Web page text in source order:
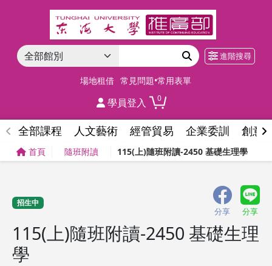
進階搜尋
場地租借 常見問題•常用表單
學員登入 0
全部課程 人文藝術 經管貿易 企業委訓 創意
首頁 隨班附讀 115(上)隨班附讀-2450 基礎生理學
招生中
分享 分享
115(上)隨班附讀-2450 基礎生理
學